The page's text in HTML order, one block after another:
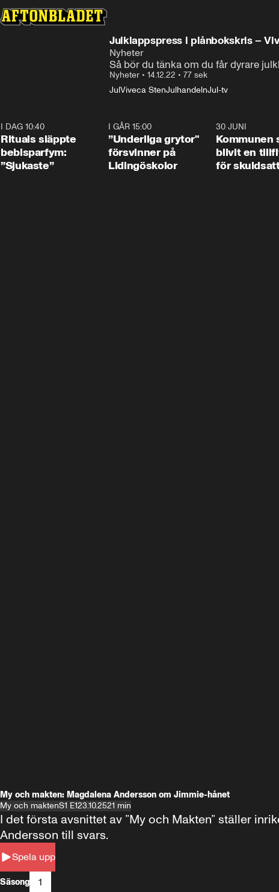
Julklappspress i plånbokskris –
Nyheter
Så bör du tänka om du får dyrare
Nyheter • 14.12.22 • 77 sek
JulViveca StenJulhandelnJul-tv
I DAG 10:40
Rituals släppte
bebisparfym:
”Sjukaste”
1:07
I GÅR 15:00
”Underliga grytor"
försvinner på
Lidingöskolor
30 JUNI
Kommunen
blivit en
för
My och makten: Magdalena Andersson om Jimmie-hånet
My och maktenS1 E123.10.2521 min
Spela upp
I det första avsnittet av ”My och Makten” ställer
Andersson till svars.
Säsong 1